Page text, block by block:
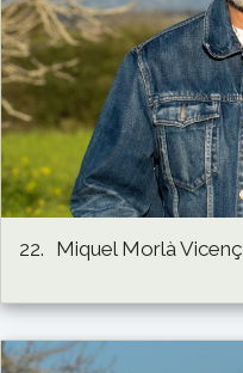
22. Miquel Morlà Vicenç